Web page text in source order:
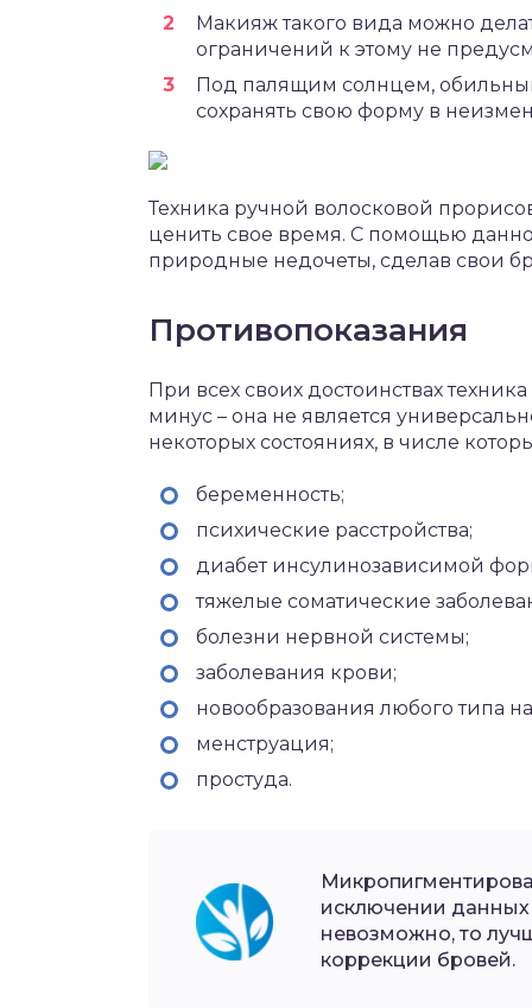
Макияж такого вида можно
ограничений к этому не
Под палящим солнцем,
сохранять свою форму в
Техника ручной волосковой
ценить свое время. С помощью
природные недочеты, сделав свои
Противопоказания
При всех своих достоинствах
минус – она не является
некоторых состояниях, в числе
беременность;
психические расстройства;
диабет инсулинозависимой
тяжелые соматические
болезни нервной системы;
заболевания крови;
новообразования любого типа
менструация;
простуда.
исключении данных
невозможно, то
коррекции бровей.